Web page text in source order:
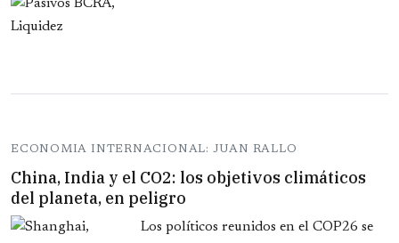
ECONOMIA INTERNACIONAL: JUAN RALLO
China, India y el CO2: los objetivos climáticos
del planeta, en peligro
Los políticos reunidos en el COP26 se